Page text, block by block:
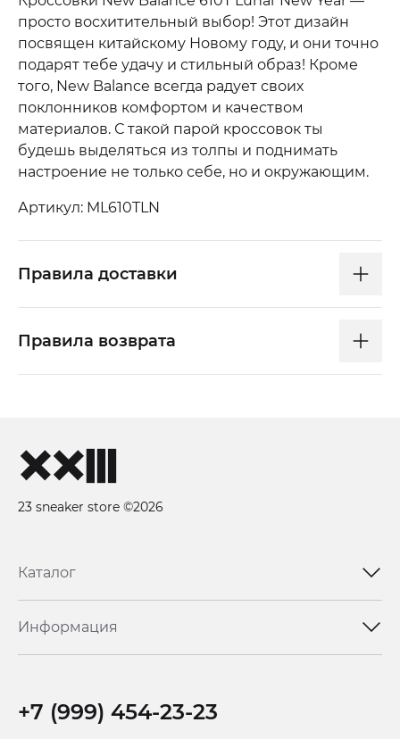
просто восхитительный выбор! Этот дизайн
посвящен китайскому Новому году, и они точно
подарят тебе удачу и стильный образ! Кроме
того, New Balance всегда радует своих
поклонников комфортом и качеством
материалов. С такой парой кроссовок ты
будешь выделяться из толпы и поднимать
настроение не только себе, но и окружающим.
Артикул: ML610TLN
Правила доставки
Правила возврата
23 sneaker store ©2026
Каталог
Информация
+7 (999) 454-23-23